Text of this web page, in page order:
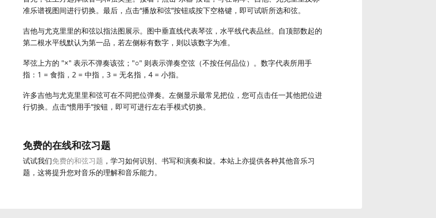
准乐谱视图间进行切换。最后，点击“播放和弦”按钮或按下空格键，即可试听所选和弦。
吉他与尤克里里的和弦以指法图展示。图中垂直线代表琴弦，水平线代表品丝。自顶部数起的
第二根水平线默认为第一品，若左侧标有数字，则以该数字为准。
琴弦上方的 "×" 表示不弹奏该弦；"○" 则表示弹奏空弦（不按任何品位）。数字代表所用手
指：1 = 食指，2 = 中指，3 = 无名指，4 = 小指。
许多吉他与尤克里里和弦可在不同把位弹奏。左侧显示最常见把位，您可点击任一其他把位进
行切换。点击“惯用手”按钮，即可可进行左右手模式切换。
免费的在线和弦习题
试试我们免费的和弦习题 ，学习如何识别、书写和演奏和旋。本站上亦提供各种其他音乐习
题，这将提升您对音乐的理解和音乐能力。